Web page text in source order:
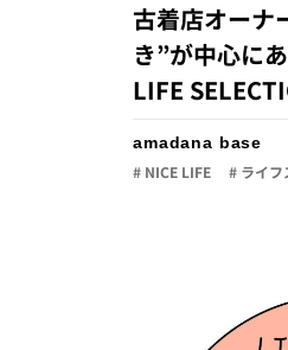
古着店オーナ
き”が中心に
LIFE
amadana base
# NICE LIFE # ライフ